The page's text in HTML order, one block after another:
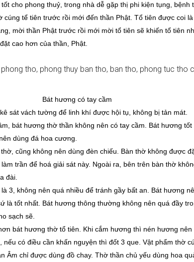
cho phong thuỷ, trong nhà dễ gặp thị phi kiện tụng, bệnh
tể tiên trước rồi mới đến thần Phật. Tổ tiên được coi
mời thần Phật trước rồi mới mời tổ tiên sẽ khiến tổ tiên
cao hơn của thần, Phật.
Bát hương có tay cầm
sát vách tường để linh khí được hội tụ, không bị tản mát.
bát hương thờ thần không nên có tay cầm. Bát hương tốt
dùng đá hoa cương.
cũng không nên dùng đèn chiếu. Bàn thờ không được
trần để hoá giải sát này. Ngoài ra, bên trên bàn thờ
đài.
3, không nên quá nhiều để tránh gầy bất an. Bát hương
là tốt nhất. Bát hương thông thường không nên quá đầy
sạch sẽ.
bát hương thờ tổ tiên. Khi cắm hương thì nén hương nên
nếu có điều cần khấn nguyện thì đốt 3 que. Vật phẩm thờ
Âm chỉ được dùng đồ chay. Thờ thần chủ yếu dùng hoa